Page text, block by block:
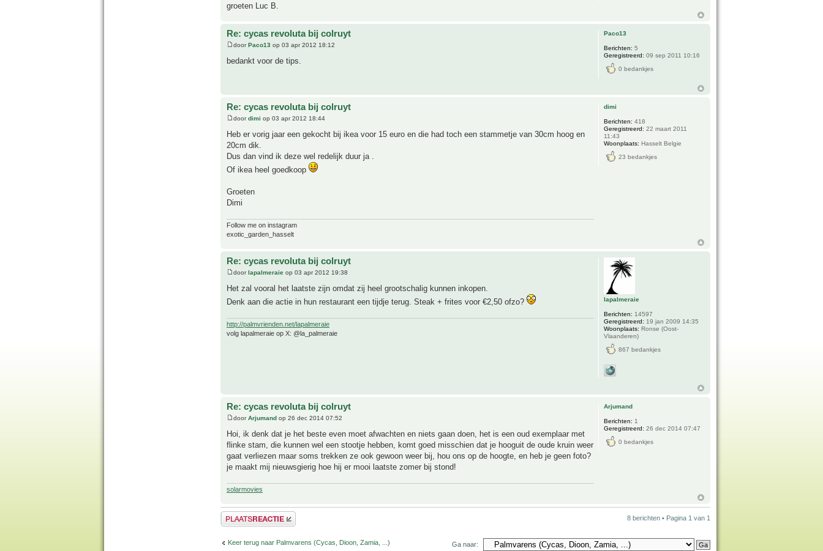
groeten Luc B.
Re: cycas revoluta bij colruyt
doorPaco13 op 03 apr 2012 18:12
bedankt voor de tips.
Paco13
Berichten: 5
Geregistreerd: 09 sep 2011 10:16
0 bedankjes
Re: cycas revoluta bij colruyt
doordimi op 03 apr 2012 18:44
Heb er vorig jaar een gekocht bij ikea voor 15 euro en die had toch een stammetje van 30cm hoog en
20cm dik.
Dus dan vind ik deze wel redelijk duur ja .
Of ikea heel goedkoop
Groeten
Dimi
Follow me on instagram
exotic_garden_hasselt
dimi
Berichten: 418
Geregistreerd: 22 maart 2011
11:43
Woonplaats: Hasselt Belgie
23 bedankjes
Re: cycas revoluta bij colruyt
doorlapalmeraie op 03 apr 2012 19:38
Het zal vooral het laatste zijn omdat zij heel grootschalig kunnen inkopen.
Denk aan die actie in hun restaurant een tijdje terug. Steak + frites voor €2,50 ofzo?
http://palmvrienden.net/lapalmeraie
volg lapalmeraie op X: @la_palmeraie
lapalmeraie
Berichten: 14597
Geregistreerd: 19 jan 2009 14:35
Woonplaats: Ronse (Oost-
Vlaanderen)
867 bedankjes
Re: cycas revoluta bij colruyt
doorArjumand op 26 dec 2014 07:52
Hoi, ik denk dat je het beste even moet afwachten en niets gaan doen, het is een oud exemplaar met
flinke stam, die kunnen wel een stootje hebben, komt goed misschien dat je hooguit de oude kruin weer
gaat verliezen maar soms trekken ze ook gewoon weer bij, hou ons op de hoogte, en heb je geen foto?
je maakt mij nieuwsgierig hoe hij er mooi laatste zomer bij stond!
solarmovies
Arjumand
Berichten: 1
Geregistreerd: 26 dec 2014 07:47
0 bedankjes
Plaats een reactie 8 berichten • Pagina 1 van 1
Keer terug naar Palmvarens (Cycas, Dioon, Zamia, ...) Ga naar: